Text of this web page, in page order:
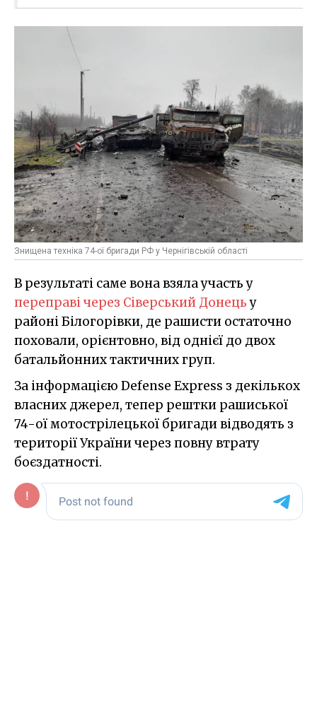
Знищена техніка 74-ої бригади РФ у Чернігівській області
В результаті саме вона взяла участь у
переправі через Сіверський Донецьу
районі Білогорівки, де рашисти остаточно
поховали, орієнтовно, від однієї до двох
батальйонних тактичних груп.
За інформацією Defense Express з декількох
власних джерел, тепер рештки рашиської
74-ої мотострілецької бригади відводять з
території України через повну втрату
боєздатності.